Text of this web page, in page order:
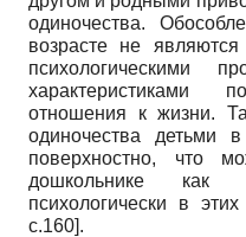
одиночества.
возрасте не
психологическими
характеристиками
отношения к жизни.
одиночества детьми
поверхностно, что
дошкольнике
психологически в
с.160].